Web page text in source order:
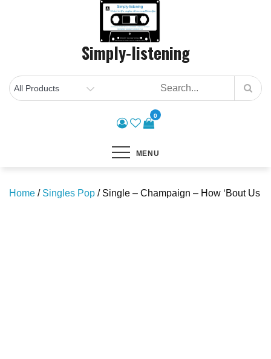
Simply-listening
0
MENU
Home / Singles Pop / Single – Champaign – How ‘Bout Us